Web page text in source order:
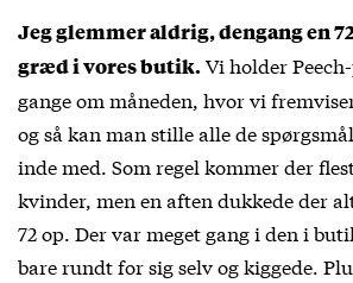
Jeg glemmer aldrig, dengang en
græd i vores butik.Vi holder
gange om måneden, hvor vi
og så kan man stille alle de
inde med. Som regel kommer der
kvinder, men en aften dukkede der
72 op. Der var meget gang i den i
bare rundt for sig selv og kiggede.